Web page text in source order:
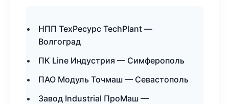
НПП ТехРесурс TechPlant —
Волгоград
ПК Line Индустрия — Симферополь
ПАО Модуль Точмаш — Севастополь
Завод Industrial ПроМаш —